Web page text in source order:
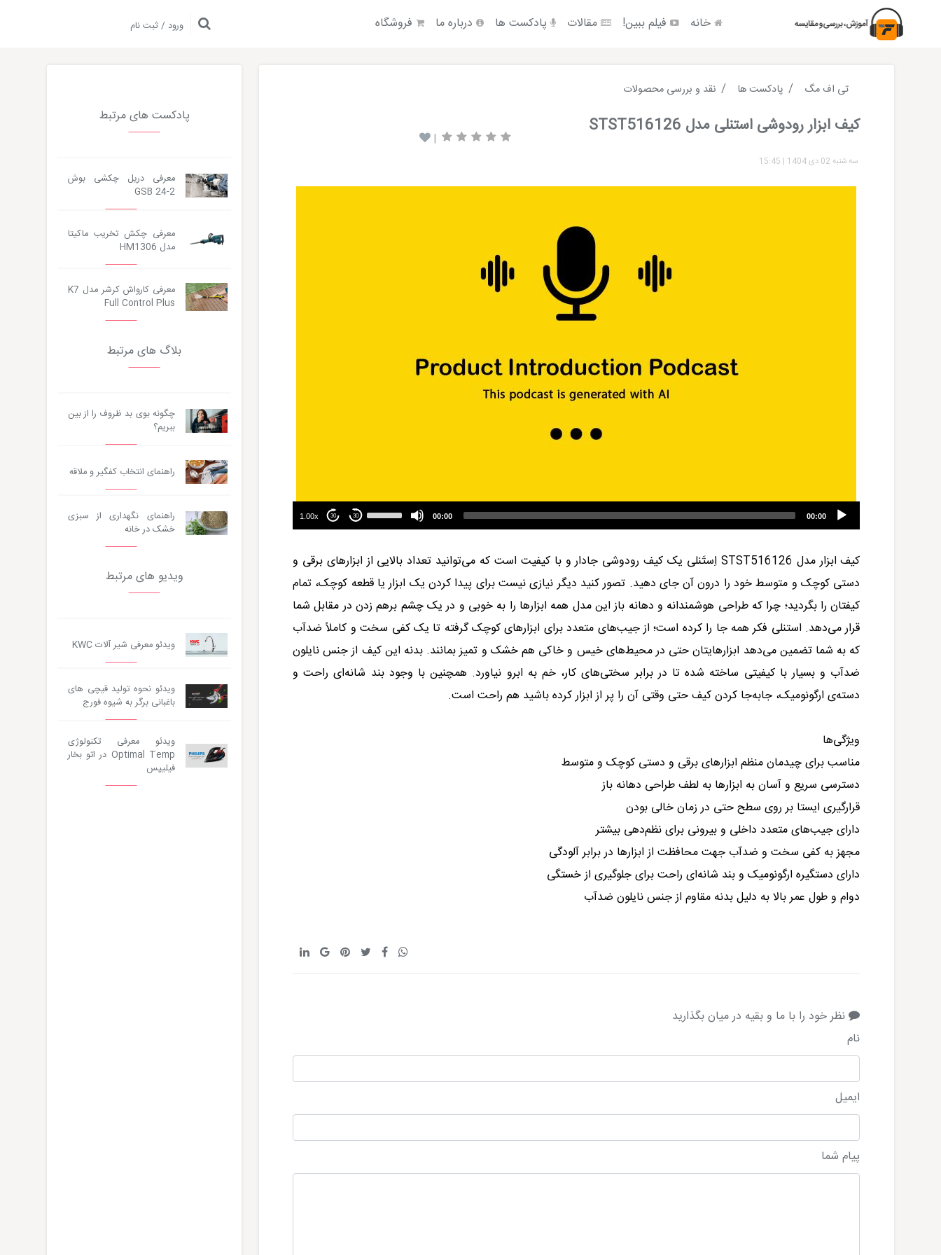
خانه فیلم ببین! مقالات پادکست ها درباره ما فروشگاه ورود / ثبت نام
تی اف مگ پادکست ها نقد و بررسی محصولات
کیف ابزار رودوشی استنلی مدل STST516126
سه شنبه 02 دی 1404 |
15:45
|
Audio
00:00
00:00
Use
Up/Down
Arrow
increase
decrease
30
30
1.00x
کیف ابزار مدل STST516126 اِستَنلی یک کیف رودوشی جادار و با کیفیت است که می‌توانید تعداد بالایی از ابزار‌های برقی و
دستی کوچک و متوسط خود را درون آن جای دهید. تصور کنید دیگر نیازی نیست برای پیدا کردن یک ابزار یا قطعه کوچک، تمام
کیفتان را بگردید؛ چرا که طراحی هوشمندانه و دهانه باز این مدل همه ابزارها را به خوبی و در یک چشم برهم زدن در مقابل شما
قرار می‌دهد. استنلی فکر همه جا را کرده است؛ از جیب‌های متعدد برای ابزارهای کوچک گرفته تا یک کفی سخت و کاملاً ضدآب
که به شما تضمین می‌دهد ابزارهایتان حتی در محیط‌های خیس و خاکی هم خشک و تمیز بمانند. بدنه این کیف از جنس نایلون
ضدآب و بسیار با کیفیتی ساخته شده تا در برابر سختی‌های کار، خم به ابرو نیاورد. همچنین با وجود بند شانه‌ای راحت و
دسته‌ی ارگونومیک، جابه‌جا کردن کیف حتی وقتی آن را پر از ابزار کرده باشید هم راحت است.
ویژگی‌ها
مناسب برای چیدمان منظم ابزارهای برقی و دستی کوچک و متوسط
دسترسی سریع و آسان به ابزارها به لطف طراحی دهانه باز
قرارگیری ایستا بر روی سطح حتی در زمان خالی بودن
دارای جیب‌های متعدد داخلی و بیرونی برای نظم‌دهی بیشتر
مجهز به کفی سخت و ضد‌آب جهت محافظت از ابزارها در برابر آلودگی
دارای دستگیره ارگونومیک و بند شانه‌ای راحت برای جلوگیری از خستگی
دوام و طول عمر بالا به دلیل بدنه مقاوم از جنس نایلون ضدآب
نظر خود را با ما و بقیه در میان بگذارید
نام
ایمیل
پیام شما
پادکست های مرتبط
معرفی دریل چکشی بوش
GSB 24-2
معرفی چکش تخریب ماکیتا
مدل HM1306
معرفی کارواش کرشر مدل K7
Full Control Plus
بلاگ های مرتبط
چگونه بوی بد ظروف را از بین
ببریم؟
راهنمای انتخاب کفگیر و ملاقه
راهنمای نگهداری از سبزی
خشک در خانه
ویدیو های مرتبط
ویدئو معرفی شیر آلات KWC
ویدئو نحوه تولید قیچی های
باغبانی برگر به شیوه فورج
ویدئو معرفی تکنولوژی
Optimal Temp در اتو بخار
فیلیپس